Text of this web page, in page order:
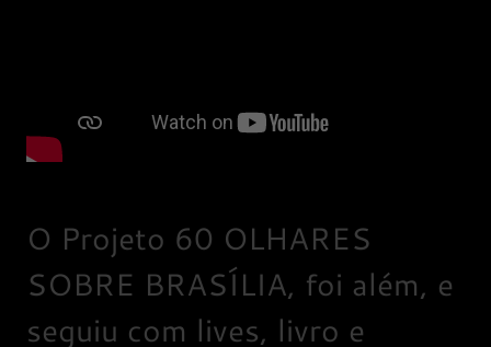
O Projeto 60 OLHARES
SOBRE BRASÍLIA, foi além, e
seguiu com lives, livro e